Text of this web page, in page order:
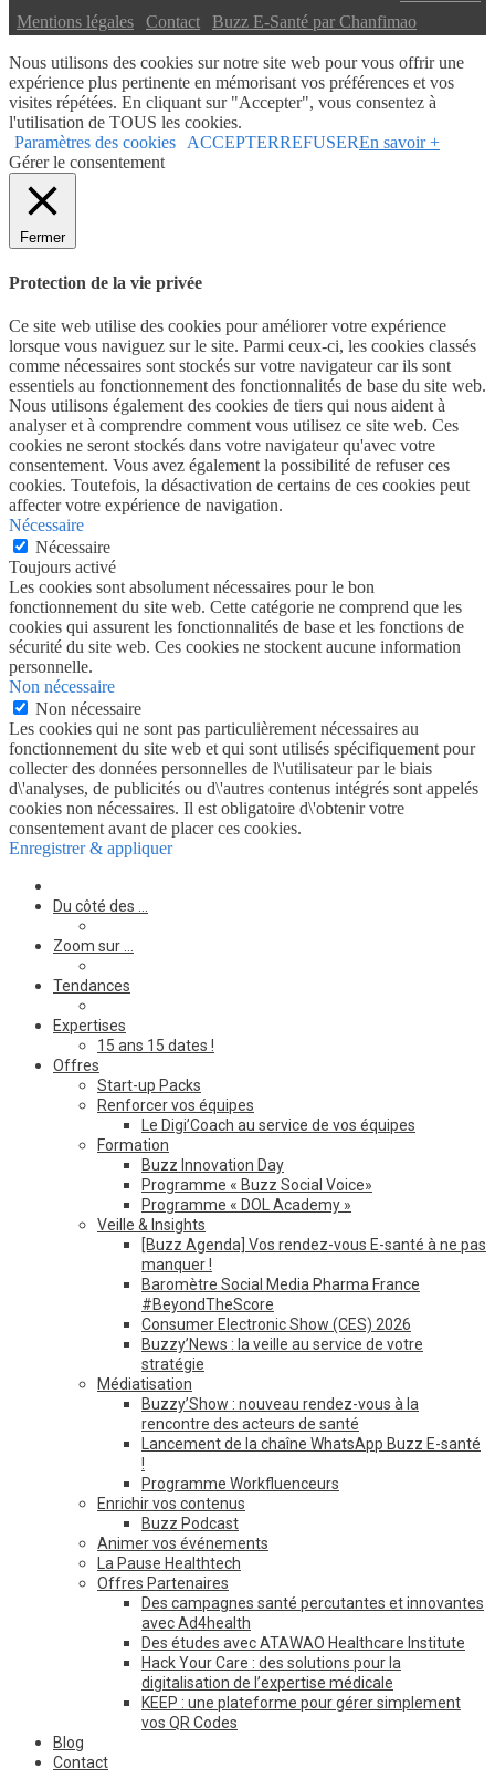
Mentions légales Contact Buzz E-Santé par Chanfimao
Nous utilisons des cookies sur notre site web pour vous offrir une
expérience plus pertinente en mémorisant vos préférences et vos
visites répétées. En cliquant sur "Accepter", vous consentez à
l'utilisation de TOUS les cookies.
Paramètres des cookies ACCEPTERREFUSEREn savoir +
Gérer le consentement
Fermer
Protection de la vie privée
Ce site web utilise des cookies pour améliorer votre expérience
lorsque vous naviguez sur le site. Parmi ceux-ci, les cookies classés
comme nécessaires sont stockés sur votre navigateur car ils sont
essentiels au fonctionnement des fonctionnalités de base du site web.
Nous utilisons également des cookies de tiers qui nous aident à
analyser et à comprendre comment vous utilisez ce site web. Ces
cookies ne seront stockés dans votre navigateur qu'avec votre
consentement. Vous avez également la possibilité de refuser ces
cookies. Toutefois, la désactivation de certains de ces cookies peut
affecter votre expérience de navigation.
Nécessaire
Nécessaire
Toujours activé
Les cookies sont absolument nécessaires pour le bon
fonctionnement du site web. Cette catégorie ne comprend que les
cookies qui assurent les fonctionnalités de base et les fonctions de
sécurité du site web. Ces cookies ne stockent aucune information
personnelle.
Non nécessaire
Non nécessaire
Les cookies qui ne sont pas particulièrement nécessaires au
fonctionnement du site web et qui sont utilisés spécifiquement pour
collecter des données personnelles de l\'utilisateur par le biais
d\'analyses, de publicités ou d\'autres contenus intégrés sont appelés
cookies non nécessaires. Il est obligatoire d\'obtenir votre
consentement avant de placer ces cookies.
Enregistrer & appliquer
Du côté des …
Zoom sur …
Tendances
Expertises
15 ans 15 dates !
Offres
Start-up Packs
Renforcer vos équipes
Le Digi’Coach au service de vos équipes
Formation
Buzz Innovation Day
Programme « Buzz Social Voice»
Programme « DOL Academy »
Veille & Insights
[Buzz Agenda] Vos rendez-vous E-santé à ne pas
manquer !
Baromètre Social Media Pharma France
#BeyondTheScore
Consumer Electronic Show (CES) 2026
Buzzy’News : la veille au service de votre
stratégie
Médiatisation
Buzzy’Show : nouveau rendez-vous à la
rencontre des acteurs de santé
Lancement de la chaîne WhatsApp Buzz E-santé
!
Programme Workfluenceurs
Enrichir vos contenus
Buzz Podcast
Animer vos événements
La Pause Healthtech
Offres Partenaires
Des campagnes santé percutantes et innovantes
avec Ad4health
Des études avec ATAWAO Healthcare Institute
Hack Your Care : des solutions pour la
digitalisation de l’expertise médicale
KEEP : une plateforme pour gérer simplement
vos QR Codes
Blog
Contact